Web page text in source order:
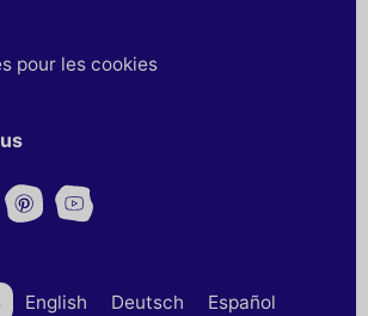
pour les cookies
English Deutsch
Español